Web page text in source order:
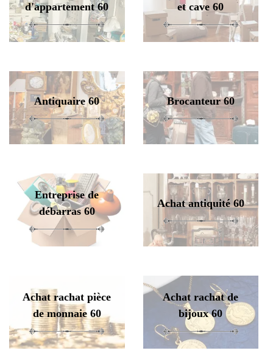
d'appartement 60
et cave 60
Antiquaire 60 Brocanteur 60
Entreprise de
débarras 60
Achat antiquité 60
Achat rachat pièce
de monnaie 60
Achat rachat de
bijoux 60